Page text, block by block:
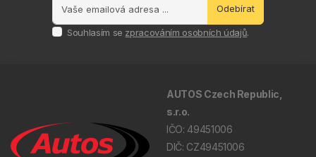
Odebírat
Souhlasím se zpracováním osobních údajů.
AUTOS Czech Republic,
s.r.o.
IČO: 49451006
DIČ: CZ49451006